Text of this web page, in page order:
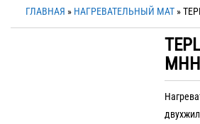
ГЛАВНАЯ » НАГРЕВАТЕЛЬНЫЙ МАТ »